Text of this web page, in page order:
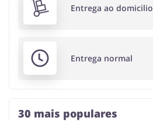
Entrega ao domicilio
Entrega normal
30 mais populares